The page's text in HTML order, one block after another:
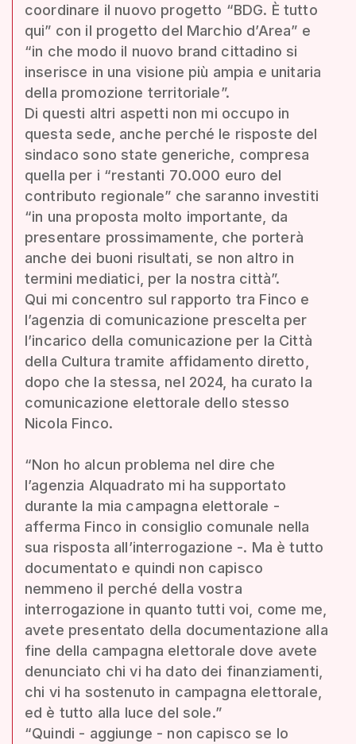
coordinare il nuovo progetto “BDG. È tutto
qui” con il progetto del Marchio d’Area” e
“in che modo il nuovo brand cittadino si
inserisce in una visione più ampia e unitaria
della promozione territoriale”.
Di questi altri aspetti non mi occupo in
questa sede, anche perché le risposte del
sindaco sono state generiche, compresa
quella per i “restanti 70.000 euro del
contributo regionale” che saranno investiti
“in una proposta molto importante, da
presentare prossimamente, che porterà
anche dei buoni risultati, se non altro in
termini mediatici, per la nostra città”.
Qui mi concentro sul rapporto tra Finco e
l’agenzia di comunicazione prescelta per
l’incarico della comunicazione per la Città
della Cultura tramite affidamento diretto,
dopo che la stessa, nel 2024, ha curato la
comunicazione elettorale dello stesso
Nicola Finco.
“Non ho alcun problema nel dire che
l’agenzia Alquadrato mi ha supportato
durante la mia campagna elettorale -
afferma Finco in consiglio comunale nella
sua risposta all’interrogazione -. Ma è tutto
documentato e quindi non capisco
nemmeno il perché della vostra
interrogazione in quanto tutti voi, come me,
avete presentato della documentazione alla
fine della campagna elettorale dove avete
denunciato chi vi ha dato dei finanziamenti,
chi vi ha sostenuto in campagna elettorale,
ed è tutto alla luce del sole.”
“Quindi - aggiunge - non capisco se lo